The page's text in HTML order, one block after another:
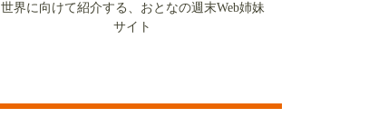
世界に向けて紹介する、おとなの週末Web姉妹
サイト